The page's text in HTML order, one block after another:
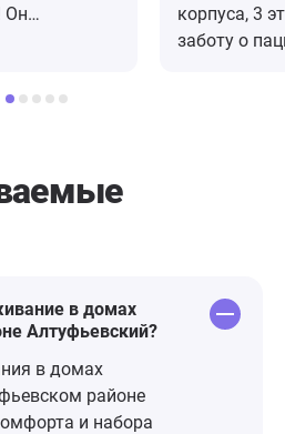
Он
После
в
в тот же
и все
корпуса, 3
заботу о
Никитина
в домах
Алтуфьевский?
в домах
районе
и набора